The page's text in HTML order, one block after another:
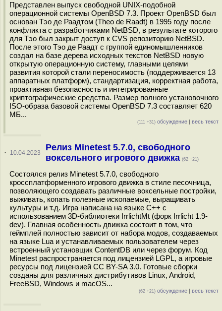
Представлен выпуск свободной UNIX-подобной
операционной системы OpenBSD 7.3. Проект OpenBSD был
основан Тэо де Раадтом (Theo de Raadt) в 1995 году после
конфликта с разработчиками NetBSD, в результате которого
для Тэо был закрыт доступ к CVS репозиторию NetBSD.
После этого Тэо де Раадт с группой единомышленников
создал на базе дерева исходных текстов NetBSD новую
открытую операционную систему, главными целями
развития которой стали переносимость (поддерживается 13
аппаратных платформ), стандартизация, корректная работа,
проактивная безопасность и интегрированные
криптографические средства. Размер полного установочного
ISO-образа базовой системы OpenBSD 7.3 составляет 620
МБ...
(111 +31) обсуждение | весь текст
· 10.04.2023
Релиз Minetest 5.7.0, свободного
воксельного игрового движка (62 +21)
Состоялся релиз Minetest 5.7.0, свободного
кроссплатформенного игрового движка в стиле песочница,
позволяющего создавать различные воксельные постройки,
выживать, копать полезные ископаемые, выращивать
культуры и т.д. Игра написана на языке С++ c
использованием 3D-библиотеки IrrlichtMt (форк Irrlicht 1.9-
dev). Главная особенность движка состоит в том, что
геймплей полностью зависит от набора модов, создаваемых
на языке Lua и устанавливаемых пользователем через
встроенный установщик ContentDB или через форум. Код
Minetest распространяется под лицензией LGPL, а игровые
ресурсы под лицензией CC BY-SA 3.0. Готовые сборки
созданы для различных дистрибутивов Linux, Android,
FreeBSD, Windows и macOS...
(62 +21) обсуждение | весь текст